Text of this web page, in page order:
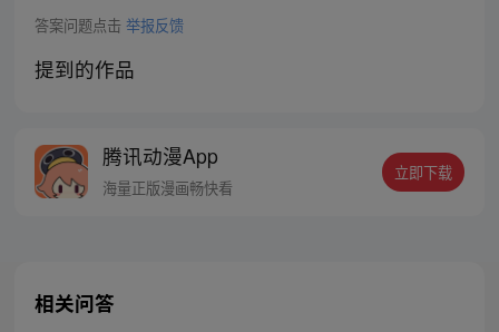
答案问题点击 举报反馈
提到的作品
腾讯动漫App
海量正版漫画畅快看
立即下载
相关问答